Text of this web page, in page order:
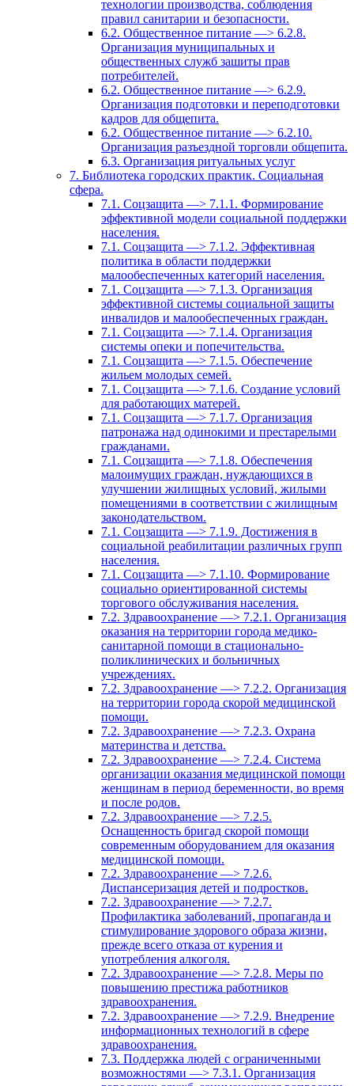
технологии производства, соблюдения
правил санитарии и безопасности.
6.2. Общественное питание —> 6.2.8.
Организация муниципальных и
общественных служб зашиты прав
потребителей.
6.2. Общественное питание —> 6.2.9.
Организация подготовки и переподготовки
кадров для общепита.
6.2. Общественное питание —> 6.2.10.
Организация разъездной торговли общепита.
6.3. Организация ритуальных услуг
7. Библиотека городских практик. Социальная
сфера.
7.1. Соцзащита —> 7.1.1. Формирование
эффективной модели социальной поддержки
населения.
7.1. Соцзащита —> 7.1.2. Эффективная
политика в области поддержки
малообеспеченных категорий населения.
7.1. Соцзащита —> 7.1.3. Организация
эффективной системы социальной защиты
инвалидов и малообеспеченных граждан.
7.1. Соцзащита —> 7.1.4. Организация
системы опеки и попечительства.
7.1. Соцзащита —> 7.1.5. Обеспечение
жильем молодых семей.
7.1. Соцзащита —> 7.1.6. Создание условий
для работающих матерей.
7.1. Соцзащита —> 7.1.7. Организация
патронажа над одинокими и престарелыми
гражданами.
7.1. Соцзащита —> 7.1.8. Обеспечения
малоимущих граждан, нуждающихся в
улучшении жилищных условий, жилыми
помещениями в соответствии с жилищным
законодательством.
7.1. Соцзащита —> 7.1.9. Достижения в
социальной реабилитации различных групп
населения.
7.1. Соцзащита —> 7.1.10. Формирование
социально ориентированной системы
торгового обслуживания населения.
7.2. Здравоохранение —> 7.2.1. Организация
оказания на территории города медико-
санитарной помощи в стационально-
поликлинических и больничных
учреждениях.
7.2. Здравоохранение —> 7.2.2. Организация
на территории города скорой медицинской
помощи.
7.2. Здравоохранение —> 7.2.3. Охрана
материнства и детства.
7.2. Здравоохранение —> 7.2.4. Система
организации оказания медицинской помощи
женщинам в период беременности, во время
и после родов.
7.2. Здравоохранение —> 7.2.5.
Оснащенность бригад скорой помощи
современным оборудованием для оказания
медицинской помощи.
7.2. Здравоохранение —> 7.2.6.
Диспансеризация детей и подростков.
7.2. Здравоохранение —> 7.2.7.
Профилактика заболеваний, пропаганда и
стимулирование здорового образа жизни,
прежде всего отказа от курения и
употребления алкоголя.
7.2. Здравоохранение —> 7.2.8. Меры по
повышению престижа работников
здравоохранения.
7.2. Здравоохранение —> 7.2.9. Внедрение
информационных технологий в сфере
здравоохранения.
7.3. Поддержка людей с ограниченными
возможностями —> 7.3.1. Организация